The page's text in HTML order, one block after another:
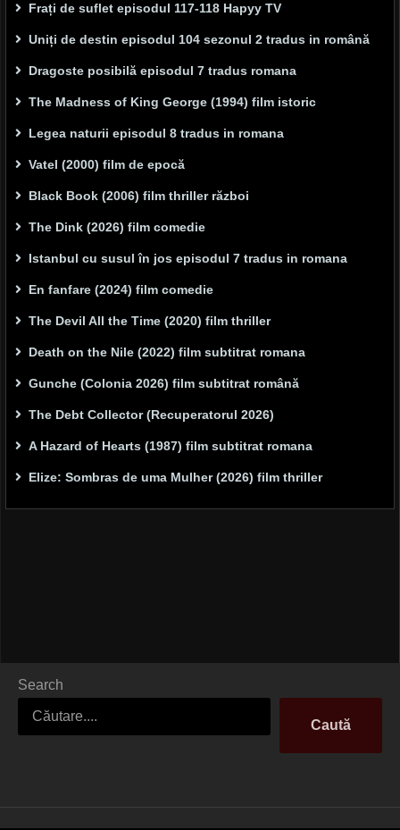
Frați de suflet episodul 117-118 Hapyy TV
Uniți de destin episodul 104 sezonul 2 tradus in română
Dragoste posibilă episodul 7 tradus romana
The Madness of King George (1994) film istoric
Legea naturii episodul 8 tradus in romana
Vatel (2000) film de epocă
Black Book (2006) film thriller război
The Dink (2026) film comedie
Istanbul cu susul în jos episodul 7 tradus in romana
En fanfare (2024) film comedie
The Devil All the Time (2020) film thriller
Death on the Nile (2022) film subtitrat romana
Gunche (Colonia 2026) film subtitrat română
The Debt Collector (Recuperatorul 2026)
A Hazard of Hearts (1987) film subtitrat romana
Elize: Sombras de uma Mulher (2026) film thriller
Search
Caută